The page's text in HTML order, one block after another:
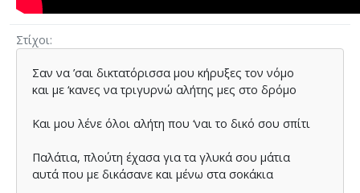
Στίχοι
Σαν να ’σαι δικτατόρισσα µου κήρυξες τον νόµο
και µε ‘κανες να τριγυρνώ αλήτης µες στο δρόµο
Και µου λένε όλοι αλήτη που ‘ναι το δικό σου σπίτι
Παλάτια, πλούτη έχασα για τα γλυκά σου µάτια
αυτά που µε δικάσανε και µένω στα σοκάκια